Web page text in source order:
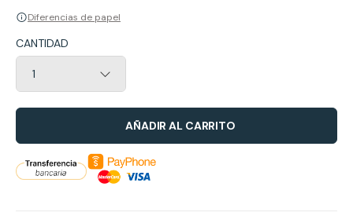
Diferencias de papel
CANTIDAD
AÑADIR AL CARRITO